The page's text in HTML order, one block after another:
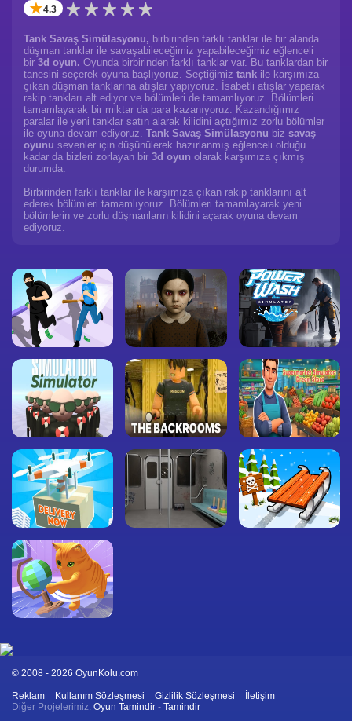
✭4.3
Tank Savaş Simülasyonu, birbirinden farklı tanklar ile bir alanda
düşman tanklar ile savaşabileceğimiz yapabileceğimiz eğlenceli
bir 3d oyun. Oyunda birbirinden farklı tanklar var. Bu tanklardan bir
tanesini seçerek oyuna başlıyoruz. Seçtiğimiz tank ile karşımıza
çıkan düşman tanklarına atışlar yapıyoruz. İsabetli atışlar yaparak
rakip tankları alt ediyor ve bölümleri de tamamlıyoruz. Bölümleri
tamamlayarak bir miktar da para kazanıyoruz. Kazandığımız
paralar ile yeni tanklar satın alarak kilidini açtığımız zorlu bölümler
ile oyuna devam ediyoruz. Tank Savaş Simülasyonu biz savaş
oyunu sevenler için düşünülerek hazırlanmış eğlenceli olduğu
kadar da bizleri zorlayan bir 3d oyun olarak karşımıza çıkmış
durumda.
Birbirinden farklı tanklar ile karşımıza çıkan rakip tanklarını alt
ederek bölümleri tamamlıyoruz. Bölümleri tamamlayarak yeni
bölümlerin ve zorlu düşmanların kilidini açarak oyuna devam
ediyoruz.
© 2008 - 2026 OyunKolu.com
Reklam Kullanım Sözleşmesi Gizlilik Sözleşmesi
İletişim
Diğer Projelerimiz: Oyun Tamindir - Tamindir